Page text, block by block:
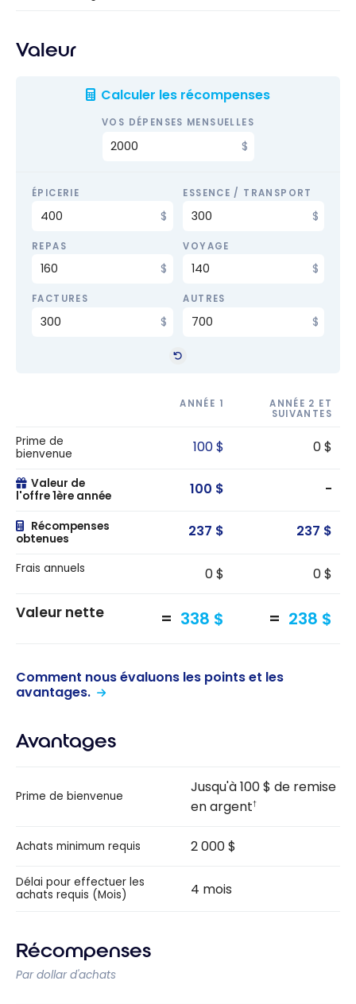
Valeur
Calculer les récompenses
VOS DÉPENSES MENSUELLES
ÉPICERIE ESSENCE / TRANSPORT
REPAS VOYAGE
FACTURES AUTRES
ANNÉE 1
ANNÉE 2 ET
SUIVANTES
Prime de
bienvenue
100 $ 0 $
Valeur de
l'offre 1ère année
100 $ -
Récompenses
obtenues
237 $ 237 $
Frais annuels 0 $ 0 $
Valeur nette 338 $ 238 $
Comment nous évaluons les points et les
avantages.
Avantages
Prime de bienvenue
Jusqu'à 100 $ de remise
en argent†
Achats minimum requis 2 000 $
Délai pour effectuer les
achats requis (Mois)
4 mois
Récompenses
Par dollar d'achats